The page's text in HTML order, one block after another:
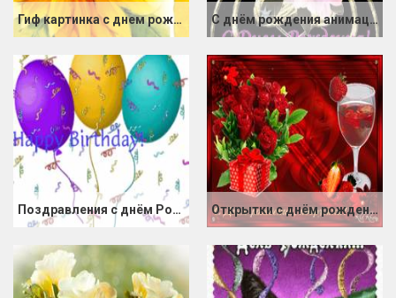
Гиф картинка с днем рождения С днём рождения анимация
Поздравления с днём Рождения Открытки с днём рождения женщине